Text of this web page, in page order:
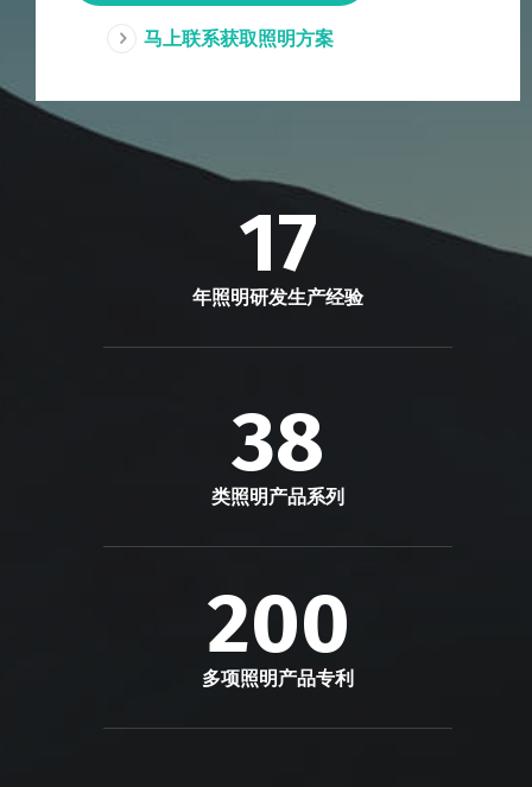
马上联系获取照明方案
17
年照明研发生产经验
38
类照明产品系列
200
多项照明产品专利